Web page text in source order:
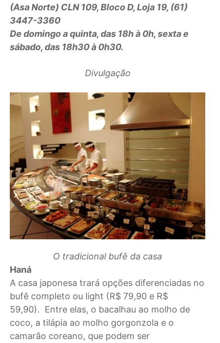
(Asa Norte) CLN 109, Bloco D, Loja 19, (61)
3447-3360
De domingo a quinta, das 18h à 0h, sexta e
sábado, das 18h30 à 0h30.
Divulgação
O tradicional bufê da casa
Haná
A casa japonesa trará opções diferenciadas no
bufê completo ou light (R$ 79,90 e R$
59,90). Entre elas, o bacalhau ao molho de
coco, a tilápia ao molho gorgonzola e o
camarão coreano, que podem ser